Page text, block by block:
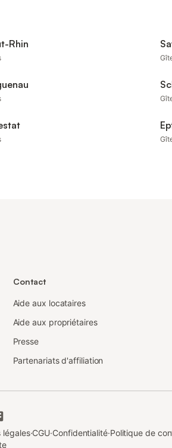
Rhin
Contact
Aide aux locataires
Aide aux propriétaires
Presse
Partenariats d'affiliation
légales·CGU·Confidentialité·Politique de